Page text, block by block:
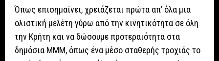
Όπως επισημαίνει, χρειάζεται πρώτα απ’ όλα μια
ολιστική μελέτη γύρω από την κινητικότητα σε όλη
την Κρήτη και να δώσουμε προτεραιότητα στα
δημόσια ΜΜΜ, όπως ένα μέσο σταθερής τροχιάς το